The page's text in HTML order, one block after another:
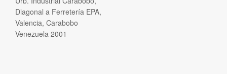
Diagonal a Ferretería EPA,
Valencia, Carabobo
Venezuela 2001